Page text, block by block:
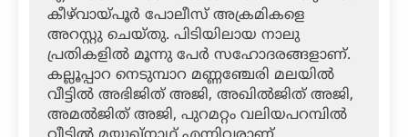
കീഴ്‌വായ്പൂര്‍ പോലീസ് അക്രമികളെ
അറസ്റ്റു ചെയ്തു. പിടിയിലായ നാലു
പ്രതികളില്‍ മൂന്നു പേര്‍ സഹോദരങ്ങളാണ്.
കല്ലൂപ്പാറ നെടുമ്പാറ മണ്ണഞ്ചേരി മലയില്‍
വീട്ടില്‍ അഭിജിത് അജി, അഖില്‍ജിത് അജി,
അമല്‍ജിത് അജി, പുറമറ്റം വലിയപറമ്പില്‍